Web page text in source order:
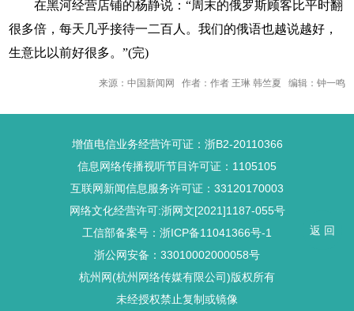
返 回
在黑河经营店铺的杨静说：“周末的俄罗斯顾客比平时翻
很多倍，每天几乎接待一二百人。我们的俄语也越说越好，
生意比以前好很多。”(完)
来源：中国新闻网 作者：作者 王琳 韩竺夏 编辑：钟一鸣
增值电信业务经营许可证：浙B2-20110366
信息网络传播视听节目许可证：1105105
互联网新闻信息服务许可证：33120170003
网络文化经营许可:浙网文[2021]1187-055号
工信部备案号：浙ICP备11041366号-1
浙公网安备：33010002000058号
杭州网(杭州网络传媒有限公司)版权所有
未经授权禁止复制或镜像